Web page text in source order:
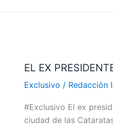
EL EX
Exclusivo / Redacción
#Exclusivo El ex
ciudad de las
PRESIDENTE
DUHALDE
POR
IGUAZÚ